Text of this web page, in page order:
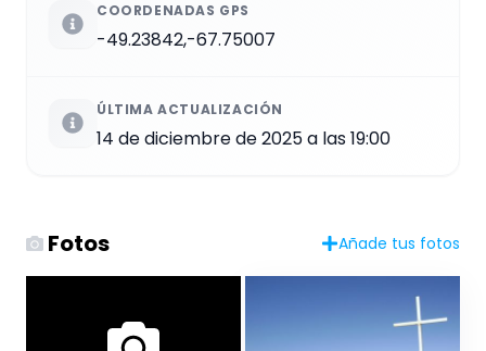
COORDENADAS GPS
-49.23842,-67.75007
ÚLTIMA ACTUALIZACIÓN
14 de diciembre de 2025 a las 19:00
Fotos Añade tus fotos